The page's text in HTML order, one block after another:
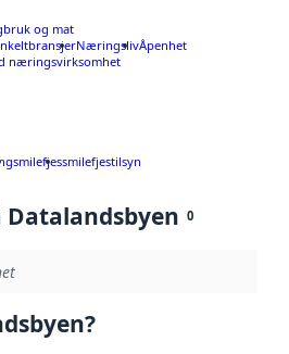
og mat
NæringslivÅpenhet
næringsvirksomhet
smilefjessmilefjestilsyn
Datalandsbyen 0